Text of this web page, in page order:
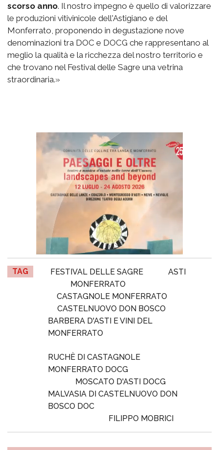
scorso anno. Il nostro impegno è quello di valorizzare
le produzioni vitivinicole dell'Astigiano e del
Monferrato, proponendo in degustazione nove
denominazioni tra DOC e DOCG che rappresentano al
meglio la qualità e la ricchezza del nostro territorio e
che trovano nel Festival delle Sagre una vetrina
straordinaria.»
TAG FESTIVAL DELLE SAGRE
ASTI
MONFERRATO
CASTAGNOLE MONFERRATO
CASTELNUOVO DON BOSCO
BARBERA D'ASTI E VINI DEL
MONFERRATO
RUCHÈ DI CASTAGNOLE
MONFERRATO DOCG
MOSCATO D'ASTI DOCG
MALVASIA DI CASTELNUOVO DON
BOSCO DOC
FILIPPO MOBRICI